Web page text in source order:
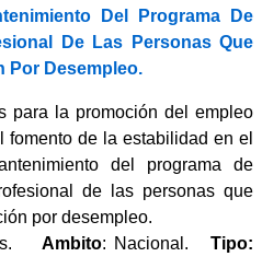
Del Programa De
De Las Personas Que
Por Desempleo.
para la promoción del empleo
fomento de la estabilidad en el
del programa de
de las personas que
por desempleo.
Ambito: Nacional.Tipo: